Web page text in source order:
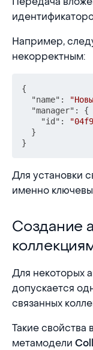
Например,
некорректным:
{
"name" :
"manager" :
{
"id" :
}
}
Для установки
именно
Создание
Создание
Для некоторых
допускается
связанных
Такие
метамодели